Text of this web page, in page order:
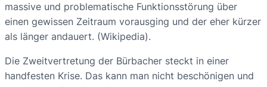
massive und problematische Funktionsstörung über
einen gewissen Zeitraum vorausging und der eher kürzer
als länger andauert. (Wikipedia).
Die Zweitvertretung der Bürbacher steckt in einer
handfesten Krise. Das kann man nicht beschönigen und